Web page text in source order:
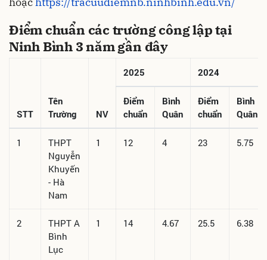
Điểm chuẩn các trường công lập tại
Ninh Bình 3 năm gần đây
STT
Tên
Trường
NV
2025 2024
Điểm
chuẩn
Bình
Quân
Điểm
chuẩn
Bình
Quân
1
THPT
Nguyễn
Khuyến
- Hà
Nam
1 12 4 23 5.75
2
THPT A
Bình
Lục
1 14 4.67 25.5 6.38